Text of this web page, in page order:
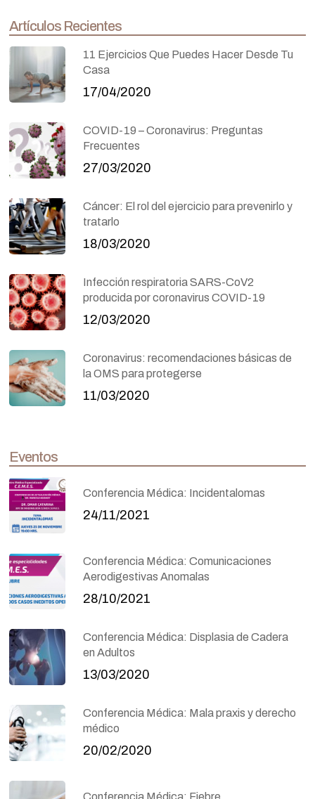
Artículos Recientes
11 Ejercicios Que Puedes Hacer Desde Tu
Casa
17/04/2020
COVID-19 – Coronavirus: Preguntas
Frecuentes
27/03/2020
Cáncer: El rol del ejercicio para prevenirlo y
tratarlo
18/03/2020
Infección respiratoria SARS-CoV2
producida por coronavirus COVID-19
12/03/2020
Coronavirus: recomendaciones básicas de
la OMS para protegerse
11/03/2020
Eventos
Conferencia Médica: Incidentalomas
24/11/2021
Conferencia Médica: Comunicaciones
Aerodigestivas Anomalas
28/10/2021
Conferencia Médica: Displasia de Cadera
en Adultos
13/03/2020
Conferencia Médica: Mala praxis y derecho
médico
20/02/2020